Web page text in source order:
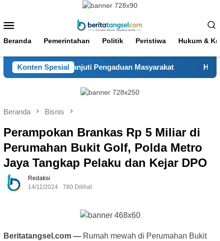
konten
Mobile
Beranda Pemerintahan Politik Peristiwa Hukum &
Konten Spesial
Tindak Lanjuti Pengaduan Masyarakat Hadir
Beranda Bisnis
Perampokan Brankas Rp 5 Miliar di
Perumahan Bukit Golf, Polda Metro
Jaya Tangkap Pelaku dan Kejar DPO
Redaksi
14/11/2024
780 Dilihat
Beritatangsel.com — Rumah mewah di Perumahan Bukit